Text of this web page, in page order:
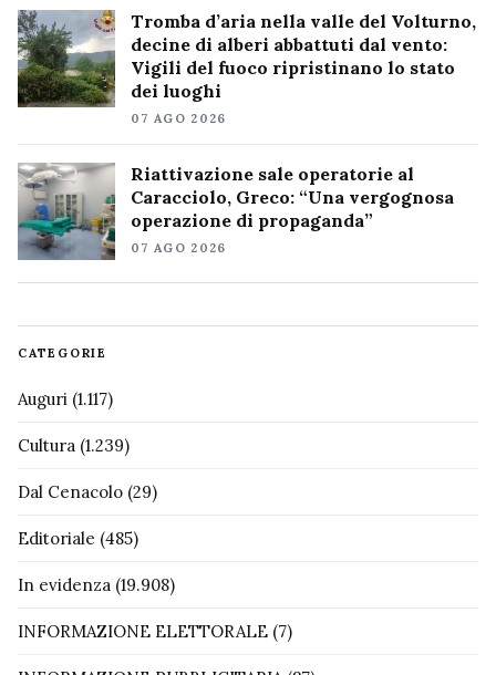
Tromba d’aria nella valle del Volturno,
decine di alberi abbattuti dal vento:
Vigili del fuoco ripristinano lo stato
dei luoghi
07 AGO 2026
Riattivazione sale operatorie al
Caracciolo, Greco: “Una vergognosa
operazione di propaganda”
07 AGO 2026
CATEGORIE
Auguri (1.117)
Cultura (1.239)
Dal Cenacolo (29)
Editoriale (485)
In evidenza (19.908)
INFORMAZIONE ELETTORALE (7)